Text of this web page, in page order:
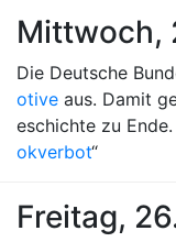
Mittwoch,
Die Deutsche
otive aus. Damit
eschichte zu
okverbot“
Freitag,